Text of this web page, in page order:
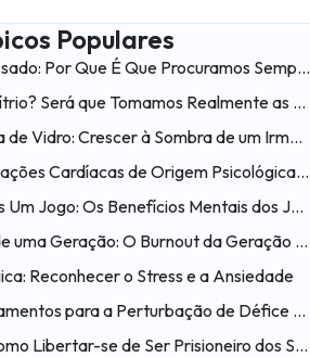
Populares
A Melancolia do Passado: Por Que É Que Procuramos Sempre a Felicidade nos «Velhos Tempos»?
O Que é o Livre Arbítrio? Será que Tomamos Realmente as Nossas Próprias Decisões?
Síndrome da Criança de Vidro: Crescer à Sombra de um Irmão com Necessidades Especiais
O Que São as Palpitações Cardíacas de Origem Psicológica? O Que Ajuda a Aliviar as Palpitações Cardíacas?
Mais do Que Apenas Um Jogo: Os Benefícios Mentais dos Jogos
O Destino Comum de uma Geração: O Burnout da Geração Millennial
Reconhecer o Stress e a Ansiedade
Quais São os Medicamentos para a Perturbação de Défice de Atenção e Hiperatividade (PHDA)?
Hiperconsciência: Como Libertar-se de Ser Prisioneiro dos Seus Próprios Pensamentos?